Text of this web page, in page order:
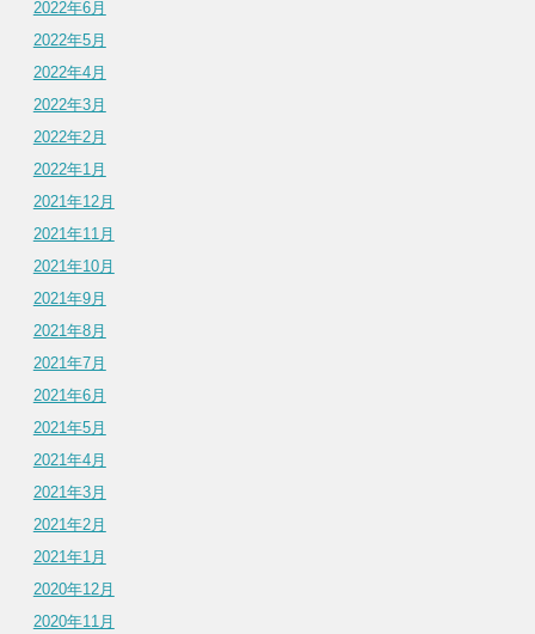
2022年6月
2022年5月
2022年4月
2022年3月
2022年2月
2022年1月
2021年12月
2021年11月
2021年10月
2021年9月
2021年8月
2021年7月
2021年6月
2021年5月
2021年4月
2021年3月
2021年2月
2021年1月
2020年12月
2020年11月